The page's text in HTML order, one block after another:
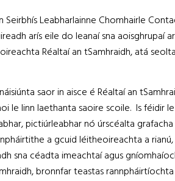
Seirbhís Leabharlainne Chomhairle
arís eile do leanaí sna aoisghrupaí
Réaltaí an tSamhraidh, atá
saor in aisce é Réaltaí an
le linn laethanta saoire scoile. Is féidir
pictiúrleabhar nó úrscéalta
a gcuid léitheoireachta a
sna céadta imeachtaí agus
bronnfar teastas